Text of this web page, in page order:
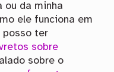
ou da minha
ele funciona em
posso ter
sobre
sobre o